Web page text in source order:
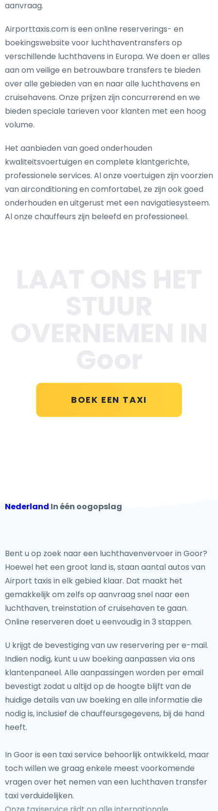
aanvraag.
Airporttaxis.com is een online reserverings- en
boekingswebsite voor luchthaventransfers op
verschillende luchthavens in Europa. We doen er alles
aan om veilige en betrouwbare transfers te bieden
over alle gebieden van en naar alle luchthavens en
cruisehavens. Onze prijzen zijn concurrerend en we
bieden speciale tarieven voor klanten met een hoog
volume.
Het aanbieden van goed onderhouden
kwaliteitsvoertuigen en complete klantgerichte,
professionele services. Al onze voertuigen zijn voorzien
van airconditioning en comfortabel, ze zijn ook goed
onderhouden en uitgerust met een navigatiesysteem.
Al onze chauffeurs zijn beleefd en professioneel.
BOEK EEN TAXI
Nederland In één oogopslag
Bent u op zoek naar een luchthavenvervoer in Goor?
Hoewel het een groot land is, staan aantal autos van
Airport taxis in elk gebied klaar. Dat maakt het
gemakkelijk om zelfs op aanvraag snel naar een
luchthaven, treinstation of cruisehaven te gaan.
Online reserveren doet u eenvoudig in 3 stappen.
U krijgt de bevestiging van uw reservering per e-mail.
Indien nodig, kunt u uw boeking aanpassen via ons
klantenpaneel. Alle aanpassingen worden per email
bevestigt zodat u altijd op de hoogte blijft van de
huidige details van uw boeking en alle informatie die
nodig is, inclusief de chauffeursgegevens, bij de hand
heeft.
In Goor is een taxi service behoorlijk ontwikkeld, maar
toch willen we graag enkele meest voorkomende
vragen over het nemen van een luchthaven transfer
taxi verduidelijken.